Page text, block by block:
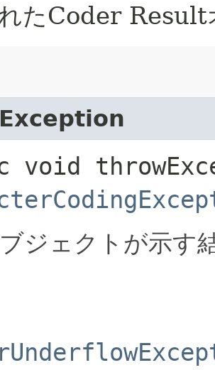
たCoder Result
void
ジェクトが示す